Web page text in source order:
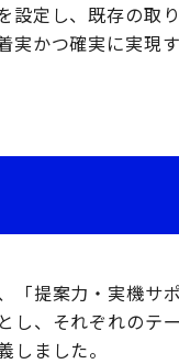
設定し、既存の取
実かつ確実に実現
「提案力・実機サ
し、それぞれのテ
ました。